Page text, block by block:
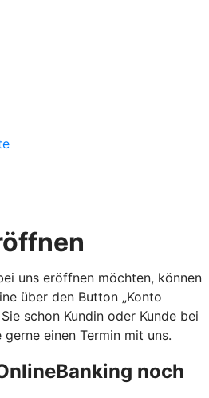
uns eröffnen möchten, können
über den Button „Konto
schon Kundin oder Kunde bei
einen Termin mit uns.
noch